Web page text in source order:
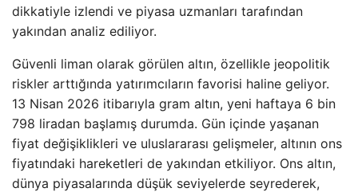
dikkatiyle izlendi ve piyasa uzmanları tarafından
yakından analiz ediliyor.
Güvenli liman olarak görülen altın, özellikle jeopolitik
riskler arttığında yatırımcıların favorisi haline geliyor.
13 Nisan 2026 itibarıyla gram altın, yeni haftaya 6 bin
798 liradan başlamış durumda. Gün içinde yaşanan
fiyat değişiklikleri ve uluslararası gelişmeler, altının ons
fiyatındaki hareketleri de yakından etkiliyor. Ons altın,
dünya piyasalarında düşük seviyelerde seyrederek,